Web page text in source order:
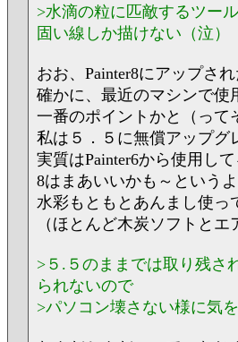
>水滴の粒に匹敵するツー
固い線しか描けない（泣）
おお、Painter8にアップされ
確かに、最近のマシンで使
一番のポイントかと（って
私は５．５に無償アップグ
実質はPainter6から使用し
8はまあいいかも～というよ
水彩もともとあんまし使っ
（ほとんど木炭ソフトと
>５.５のままでは取り残さ
られないので
>パソコン壊さない様に気